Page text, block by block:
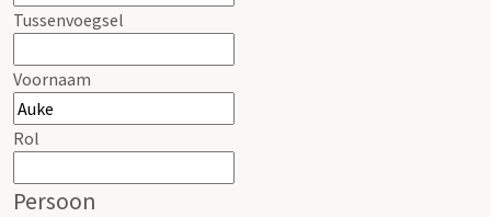
Tussenvoegsel
Voornaam
Rol
Persoon